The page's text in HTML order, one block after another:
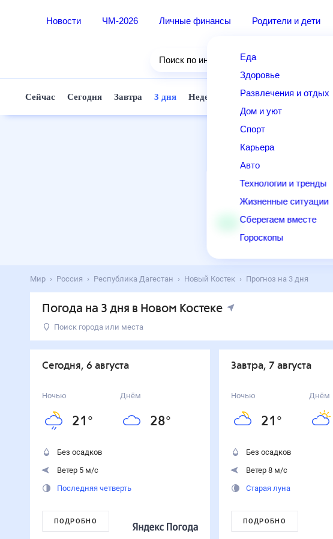
Новости ЧМ-2026 Личные финансы Родители и дети
Еда
Здоровье
Развлечения и отдых
Дом и уют
Спорт
Карьера
Авто
Технологии и тренды
Жизненные ситуации
Сберегаем вместе
Гороскопы
Поиск по интернету
Сейчас Сегодня Завтра 3 дня Неделя 10 дней 14 дней
Мир Россия Республика Дагестан Новый Костек Прогноз на 3 дня
Погода на 3 дня в Новом Костеке
Поиск города или места
День Температура
Сегодня
6 августа
32° м/с
Суббота
Сегодня, 6 августа
Ночью
21 °
Днём
28°
Без осадков
Ветер 5 м/с
Последняя четверть
ПОДРОБНО
Завтра, 7 августа
Ночью
21 °
Днём
Без осадков
Ветер 8 м/с
Старая луна
ПОДРОБНО